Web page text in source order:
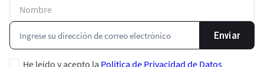
Enviar
He leído y acepto la Política de Privacidad de Datos